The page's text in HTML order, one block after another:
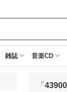
雑誌 音楽CD
「